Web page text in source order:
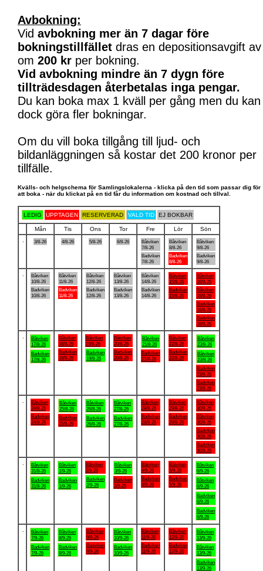
Avbokning:
Vid avbokning mer än 7 dagar före
bokningstillfället dras en depositionsavgift av
om 200 kr per bokning.
Vid avbokning mindre än 7 dygn före
tillträdesdagen återbetalas inga pengar.
Du kan boka max 1 kväll per gång men du kan
dock göra fler bokningar.
Om du vill boka tillgång till ljud- och
bildanläggningen så kostar det 200 kronor per
tillfälle.
Kvälls- och helgschema för Samlingslokalerna - klicka på den tid som passar dig för
att boka - när du klickat på en tid får du information om kostnad och tillval.
LEDIG UPPTAGEN RESERVERAD VALD TID EJ BOKBAR
Mån Tis Ons Tor Fre Lör
Sön
3/8-26 4/8-26 5/8-26 6/8-26
Båtviken
7/8-26
Badviken
7/8-26
Båtviken
8/8-26
Badviken
8/8-26
Båtviken
9/8-26
Badviken
9/8-26
Båtviken
10/8-26
Badviken
10/8-26
Båtviken
11/8-26
Badviken
11/8-26
Båtviken
12/8-26
Badviken
12/8-26
Båtviken
13/8-26
Badviken
13/8-26
Båtviken
14/8-26
Badviken
14/8-26
Båtviken
15/8-26
Badviken
15/8-26
Båtviken
16/8-26
Båtviken
16/8-26
Badviken
16/8-26
Badviken
16/8-26
Båtviken
17/8-26
Badviken
17/8-26
Båtviken
18/8-26
Badviken
18/8-26
Båtviken
19/8-26
Badviken
19/8-26
Båtviken
20/8-26
Badviken
20/8-26
Båtviken
21/8-26
Badviken
21/8-26
Båtviken
22/8-26
Badviken
22/8-26
Båtviken
23/8-26
Båtviken
23/8-26
Badviken
23/8-26
Badviken
23/8-26
Båtviken
24/8-26
Badviken
24/8-26
Båtviken
25/8-26
Badviken
25/8-26
Båtviken
26/8-26
Badviken
26/8-26
Båtviken
27/8-26
Badviken
27/8-26
Båtviken
28/8-26
Badviken
28/8-26
Båtviken
29/8-26
Badviken
29/8-26
Båtviken
30/8-26
Båtviken
30/8-26
Badviken
30/8-26
Badviken
30/8-26
Båtviken
31/8-26
Badviken
31/8-26
Båtviken
1/9-26
Badviken
1/9-26
Båtviken
2/9-26
Badviken
2/9-26
Båtviken
3/9-26
Badviken
3/9-26
Båtviken
4/9-26
Badviken
4/9-26
Båtviken
5/9-26
Badviken
5/9-26
Båtviken
6/9-26
Båtviken
6/9-26
Badviken
6/9-26
Badviken
6/9-26
Båtviken
7/9-26
Badviken
7/9-26
Båtviken
8/9-26
Badviken
8/9-26
Båtviken
9/9-26
Badviken
9/9-26
Båtviken
10/9-26
Badviken
10/9-26
Båtviken
11/9-26
Badviken
11/9-26
Båtviken
12/9-26
Badviken
12/9-26
Båtviken
13/9-26
Båtviken
13/9-26
Badviken
13/9-26